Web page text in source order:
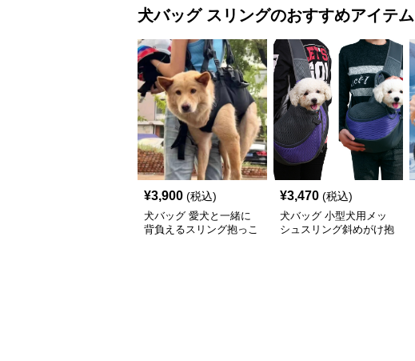
犬バッグ スリングのおすすめアイテム
¥3,900 (税込)
犬バッグ 愛犬と一緒に
背負えるスリング抱っこ
¥3,470 (税込)
犬バッグ 小型犬用メッ
シュスリング斜めがけ抱